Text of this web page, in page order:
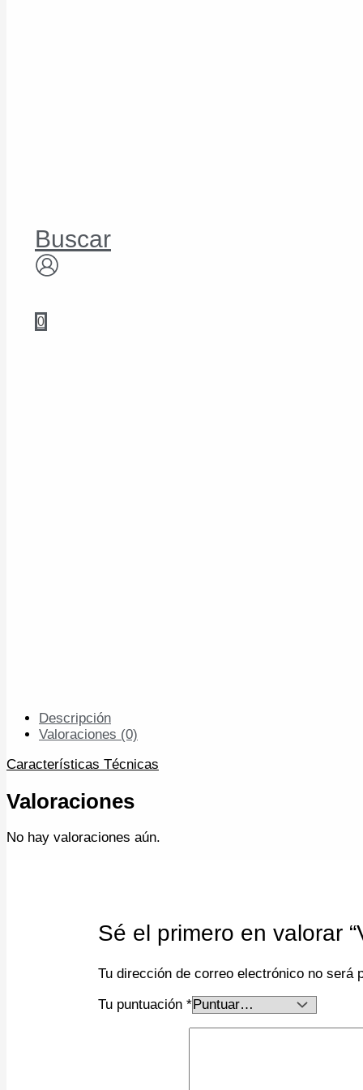
Buscar
0
Descripción
Valoraciones (0)
Características Técnicas
Valoraciones
No hay valoraciones aún.
Sé el primero en valorar
Tu dirección de correo electrónico no será
Tu puntuación*